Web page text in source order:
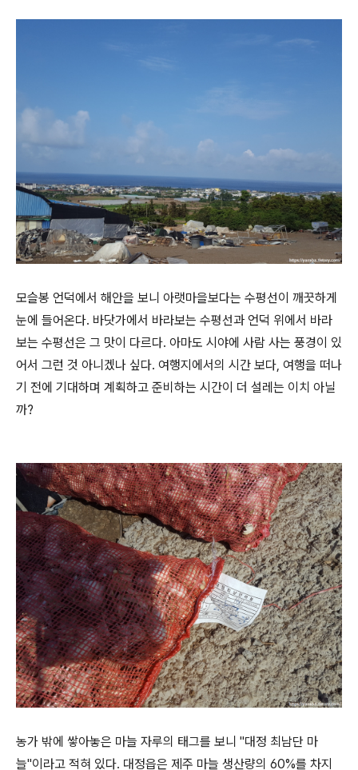
모슬봉 언덕에서 해안을 보니 아랫마을보다는 수평선이 깨끗하게
눈에 들어온다. 바닷가에서 바라보는 수평선과 언덕 위에서 바라
보는 수평선은 그 맛이 다르다. 아마도 시야에 사람 사는 풍경이 있
어서 그런 것 아니겠나 싶다. 여행지에서의 시간 보다, 여행을 떠나
기 전에 기대하며 계획하고 준비하는 시간이 더 설레는 이치 아닐
까?
농가 밖에 쌓아놓은 마늘 자루의 태그를 보니 "대정 최남단 마
늘"이라고 적혀 있다. 대정읍은 제주 마늘 생산량의 60%를 차지